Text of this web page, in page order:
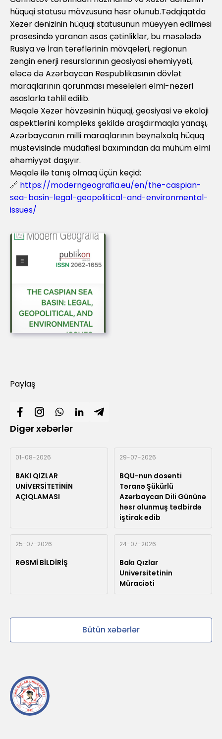
hüquqi statusu mövzusuna həsr olunub.Tədqiqatda
Xəzər dənizinin hüquqi statusunun müəyyən edilməsi
prosesində yaranan əsas çətinliklər, bu məsələdə
Rusiya və İran tərəflərinin mövqeləri, regionun
zəngin enerji resurslarının geosiyasi əhəmiyyəti,
eləcə də Azərbaycan Respublikasının dövlət
maraqlarının qorunması məsələləri elmi-nəzəri
əsaslarla təhlil edilib.
Məqalə Xəzər hövzəsinin hüquqi, geosiyasi və ekoloji
aspektlərini kompleks şəkildə araşdırmaqla yanaşı,
Azərbaycanın milli maraqlarının beynəlxalq hüquq
müstəvisində müdafiəsi baxımından da mühüm elmi
əhəmiyyət daşıyır.
Məqalə ilə tanış olmaq üçün keçid:
🔗 https://moderngeografia.eu/en/the-caspian-
sea-basin-legal-geopolitical-and-environmental-
issues/
Paylaş
Digər xəbərlər
01-08-2026
BAKI QIZLAR
UNİVERSİTETİNİN
AÇIQLAMASI
29-07-2026
BQU-nun dosenti
Təranə Şükürlü
Azərbaycan Dili Gününə
həsr olunmuş tədbirdə
iştirak edib
25-07-2026
RƏSMİ BİLDİRİŞ
24-07-2026
Bakı Qızlar
Universitetinin
Müraciəti
Bütün xəbərlər